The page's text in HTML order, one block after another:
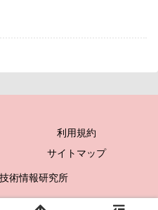
利用規約
サイトマップ
術情報研究所